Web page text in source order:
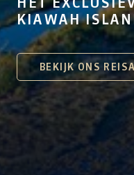
KIAWAH
BEKIJK ONS